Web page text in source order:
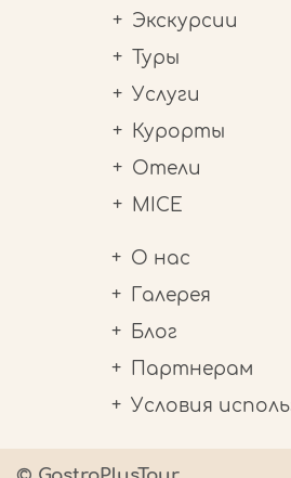
Экскурсии
Туры
Услуги
Курорты
Отели
MICE
О нас
Галерея
Блог
Партнерам
Условия